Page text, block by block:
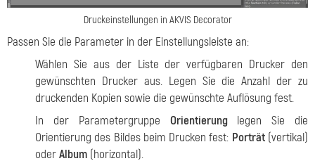
Druckeinstellungen in AKVIS Decorator
Passen Sie die Parameter in der Einstellungsleiste an:
Wählen Sie aus der Liste der verfügbaren Drucker den
gewünschten Drucker aus. Legen Sie die Anzahl der zu
druckenden Kopien sowie die gewünschte Auflösung fest.
In der Parametergruppe Orientierunglegen Sie die
Orientierung des Bildes beim Drucken fest: Porträt(vertikal)
oderAlbum (horizontal).